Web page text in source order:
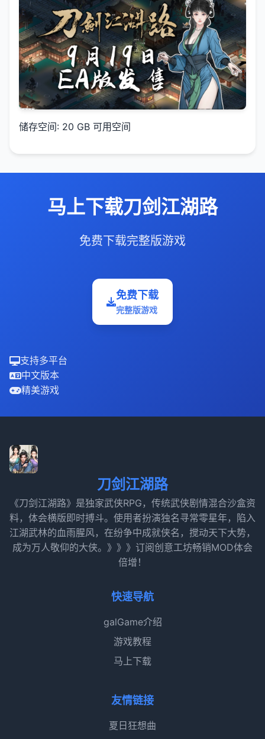
储存空间: 20 GB 可用空间
马上下载刀剑江湖路
免费下载完整版游戏
免费下载
完整版游戏
支持多平台
中文版本
精美游戏
刀剑江湖路
《刀剑江湖路》是独家武侠RPG，传统武侠剧情混合沙盒资
料，体会横版即时搏斗。使用者扮演独名寻常零星年，陷入
江湖武林的血雨腥风，在纷争中成就侠名，搅动天下大势，
成为万人敬仰的大侠。》》》订阅创意工坊畅销MOD体会
倍增！
快速导航
galGame介绍
游戏教程
马上下载
友情链接
夏日狂想曲